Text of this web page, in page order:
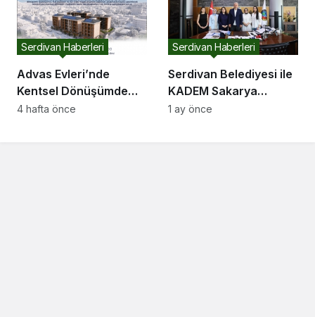
Advas Evleri’nde
Kentsel Dönüşümde
Yıkım Aşamasına
Serdivan Haberleri
4 hafta önce
Serdivan Belediyesi ile
KADEM Sakarya
Temsilciliği Arasında İş
Serdivan Haberleri
1 ay önce